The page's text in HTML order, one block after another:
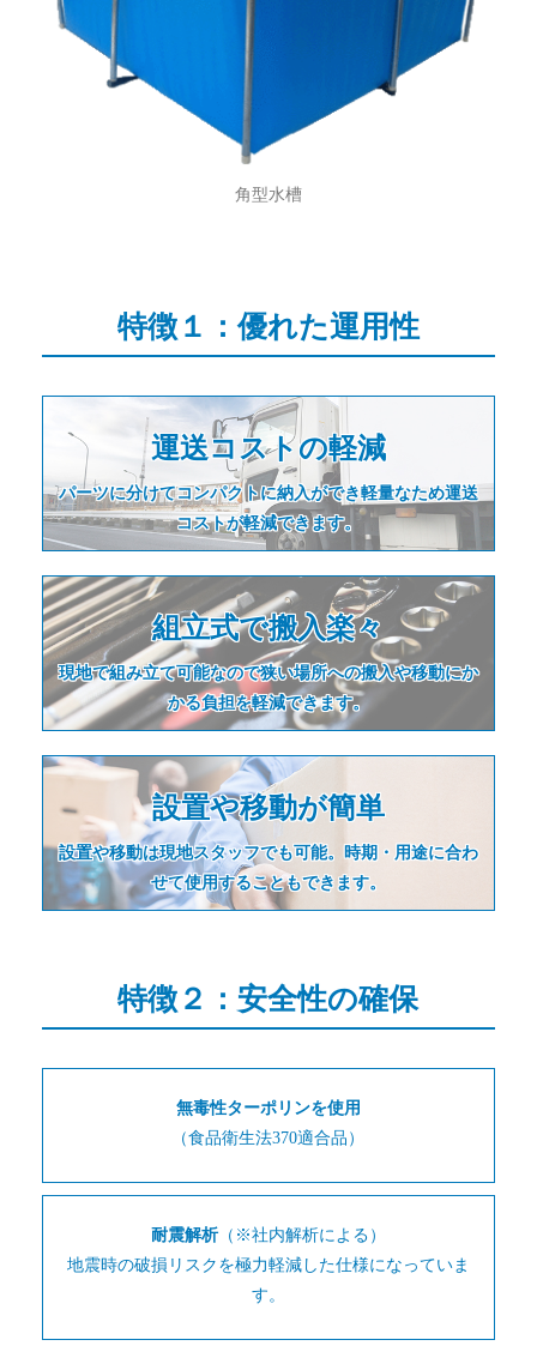
角型水槽
特徴１：優れた運用性
運送コストの軽減
パーツに分けてコンパクトに納入ができ軽量なため運送
コストが軽減できます。
組立式で搬入楽々
現地で組み立て可能なので狭い場所への搬入や移動にか
かる負担を軽減できます。
設置や移動が簡単
設置や移動は現地スタッフでも可能。時期・用途に合わ
せて使用することもできます。
特徴２：安全性の確保
無毒性ターポリンを使用
（食品衛生法370適合品）
耐震解析（※社内解析による）
地震時の破損リスクを極力軽減した仕様になっていま
す。